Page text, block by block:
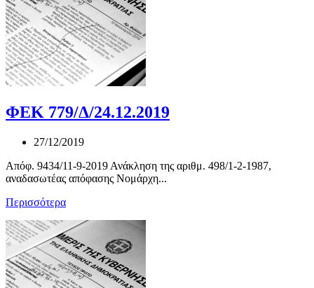
ΦΕΚ 779/Δ/24.12.2019
27/12/2019
Απόφ. 9434/11-9-2019 Ανάκληση της αριθμ. 498/1-2-1987,
αναδασωτέας απόφασης Νομάρχη...
Περισσότερα